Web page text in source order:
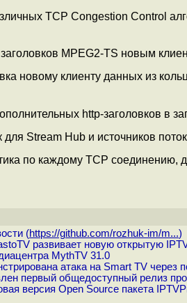
TCP Congestion Control
MPEG2-TS новым
новому клиенту данных из
http-заголовков в
Stream Hub и источников
по каждому TCP соединению,
(https://github.com/rozhuk-im/m...)
развивает новую открытую
MythTV 31.0
атака на Smart TV через
первый общедоступный релиз
версия Open Source пакета